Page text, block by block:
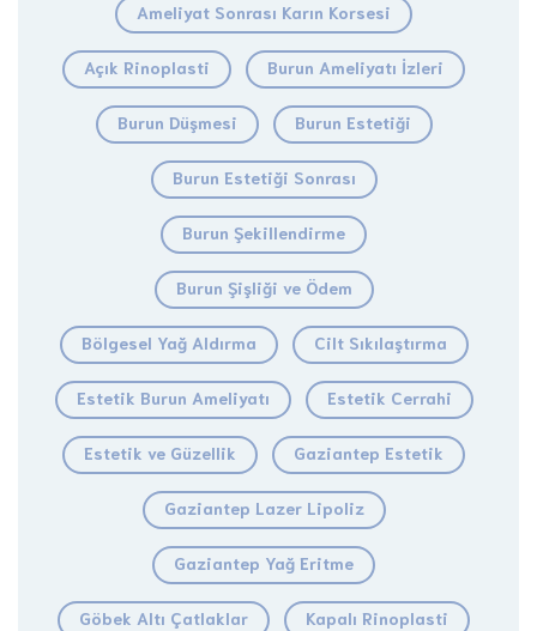
Ameliyat Sonrası Karın Korsesi
Açık Rinoplasti Burun Ameliyatı İzleri
Burun Düşmesi Burun Estetiği
Burun Estetiği Sonrası
Burun Şekillendirme
Burun Şişliği ve Ödem
Bölgesel Yağ Aldırma Cilt Sıkılaştırma
Estetik Burun Ameliyatı Estetik Cerrahi
Estetik ve Güzellik Gaziantep Estetik
Gaziantep Lazer Lipoliz
Gaziantep Yağ Eritme
Göbek Altı Çatlaklar Kapalı Rinoplasti